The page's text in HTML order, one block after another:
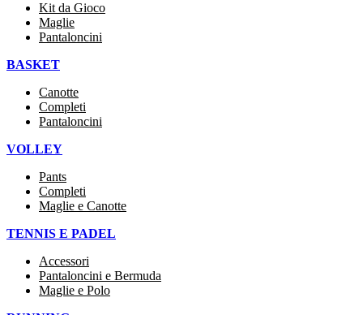
Kit da Gioco
Maglie
Pantaloncini
BASKET
Canotte
Completi
Pantaloncini
VOLLEY
Pants
Completi
Maglie e Canotte
TENNIS E PADEL
Accessori
Pantaloncini e Bermuda
Maglie e Polo